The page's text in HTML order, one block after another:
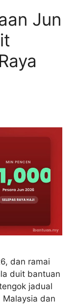
Jun
dan ramai
duit bantuan
jadual
dan